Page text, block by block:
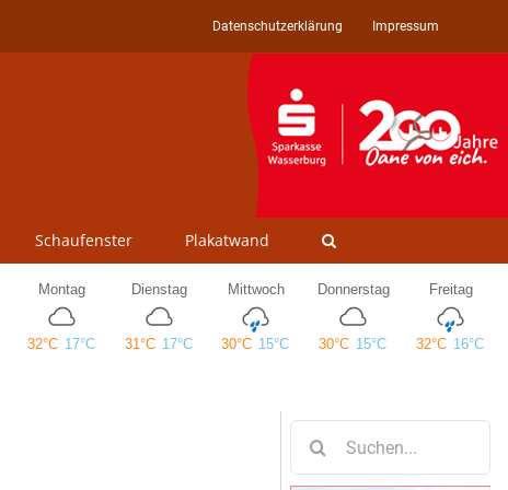
Datenschutzerklärung Impressum
Schaufenster Plakatwand
nach: